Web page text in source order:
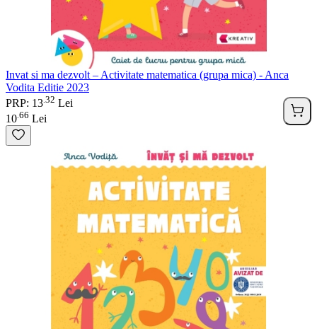
Invat si ma dezvolt – Activitate matematica (grupa mica) - Anca
Vodita Editie 2023
PRP: 13 32 Lei
10 66 Lei